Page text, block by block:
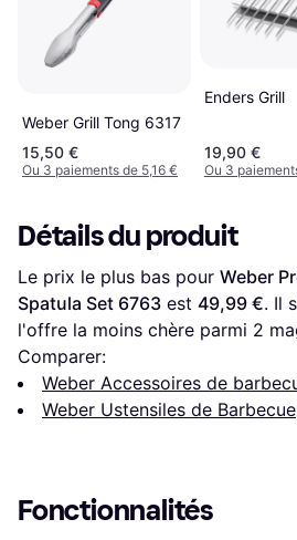
Weber Grill Tong 6317
15,50 €
Ou 3 paiements de 5,16 €
Enders Grill
19,90 €
Ou 3
Détails du produit
Le prix le plus bas pour Weber
Spatula Set 6763 est 49,99 €. Il
l'offre la moins chère parmi 2
Comparer:
Weber Accessoires de
Weber Ustensiles de Barbecue
Fonctionnalités